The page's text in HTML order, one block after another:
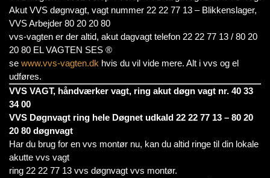
Akut VVS døgnvagt, vagt nummer 22 22 77 13 – Blikkenslager,
VVS Arbejder 80 20 20 80
vvs-vagten er der altid, akut dagvagt telefon 22 22 77 13 / 80 20
20 80 EL VAGTEN SES ®
se www.vvs-vagten.dk hvis du vil vide mere. Alt i vvs og el
udføres.
VVS VAGT, håndværker vagt, ring akut døgn vagt nr. 40 33
34 00
VVS Døgnvagt ring hele Døgnet udkald 22 22 77 13 – 80 20
20 80 døgnvagt
Har du brug for en vvs montør nu, kan du altid ringe til din lokale
akutte vvs vagt
ring 22 22 77 13 vvs døgnvagt vvs montør.